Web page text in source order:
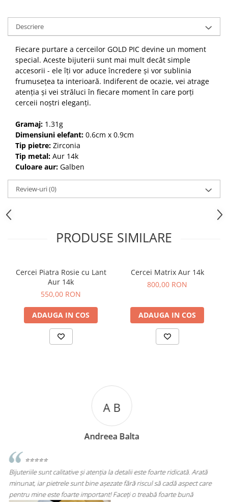
Descriere
Fiecare purtare a cerceilor GOLD PIC devine un moment
special. Aceste bijuterii sunt mai mult decât simple
accesorii - ele îți vor aduce încredere și vor sublinia
frumusețea ta interioară. Indiferent de ocazie, vei atrage
atenția și vei străluci în fiecare moment în care porți
cerceii noștri eleganți.
Gramaj: 1.31g
Dimensiuni elefant: 0.6cm x 0.9cm
Tip pietre: Zirconia
Tip metal: Aur 14k
Culoare aur: Galben
Review-uri(0)
PRODUSE SIMILARE
Cercei Piatra Rosie cu Lant
Aur 14k
550,00 RON
ADAUGA IN COS
Cercei Matrix Aur 14k
800,00 RON
ADAUGA IN COS
Arată
care
bună
Andreea Cicu
⭐⭐⭐⭐⭐
Super mulțumită!! Sunt superbi cerceii!!!